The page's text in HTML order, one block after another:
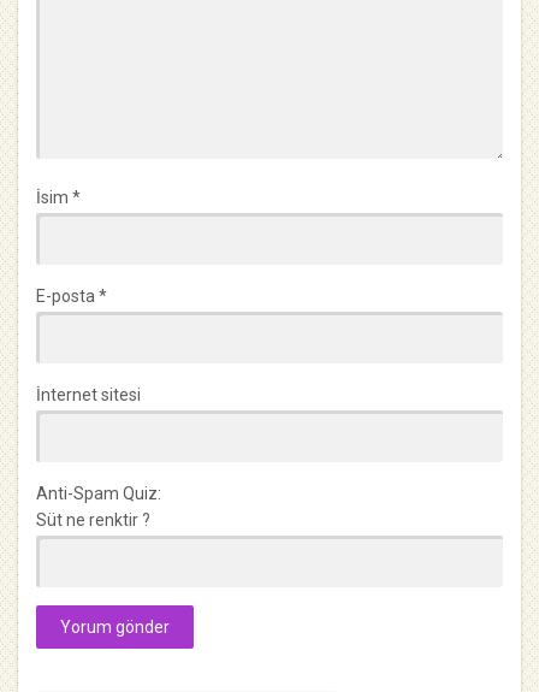
İsim *
E-posta *
İnternet sitesi
Anti-Spam Quiz:
Süt ne renktir ?